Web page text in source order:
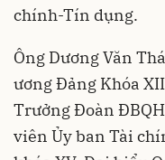
chính-Tín dụng.
Ông Dương Văn
ương Đảng Khóa
Trưởng Đoàn
viên Ủy ban Tài